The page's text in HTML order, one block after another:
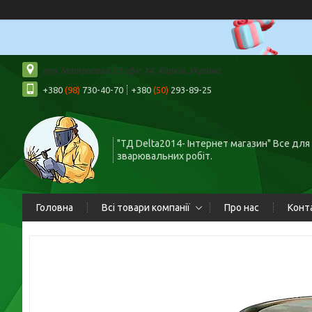
вул. Матросова 20 офіс 14, Харків, Україна
+380 (98) 730-40-70 +380 (50) 293-89-25
"ТД Delta2014- Інтернет магазин" Все для
зварювальних робіт.
Головна Всі товари компанії Про нас